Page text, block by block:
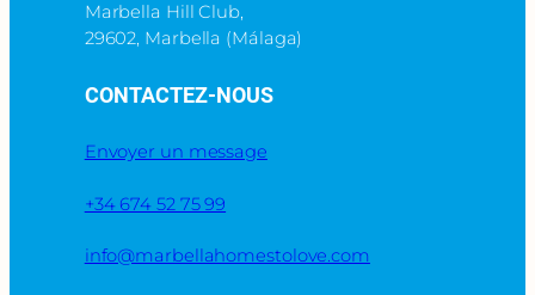
Marbella Hill Club,
29602, Marbella (Málaga)
CONTACTEZ-NOUS
Envoyer un message
+34 674 52 75 99
info@marbellahomestolove.com